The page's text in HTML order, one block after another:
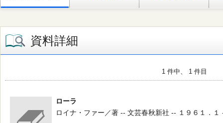
資料詳細
1 件中、 1 件目
ローラ
ロイナ・ファー／著 -- 文芸春秋新社 -- １９６１．１